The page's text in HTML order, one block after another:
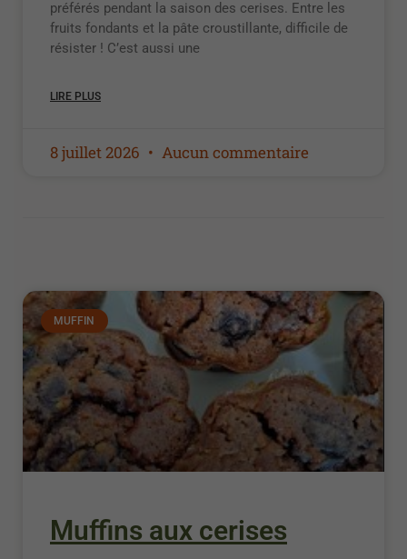
préférés pendant la saison des cerises. Entre les
fruits fondants et la pâte croustillante, difficile de
résister ! C’est aussi une
LIRE PLUS
8 juillet 2026 Aucun commentaire
MUFFIN
Muffins aux cerises